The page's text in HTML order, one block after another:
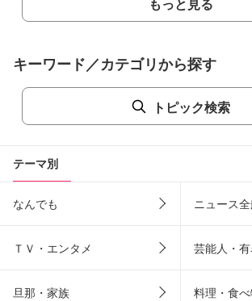
キーワード／カテゴリから探す
トピック検索
テーマ別
なんでも ニュース
ＴＶ・エンタメ 芸能人・
旦那・家族 料理・食